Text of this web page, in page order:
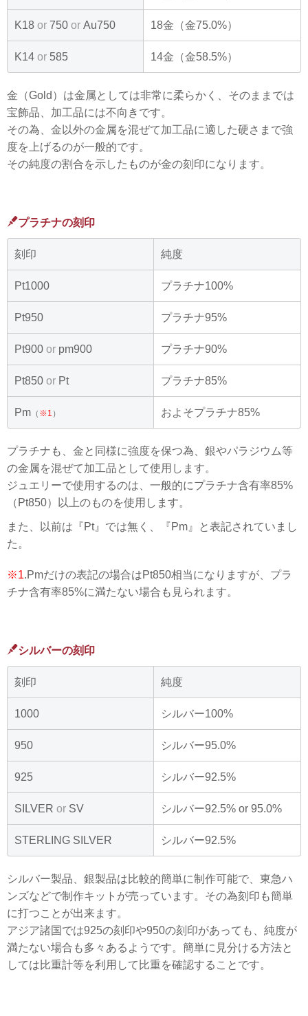
K18 or 750 or Au750 18金（金75.0%）
K14 or 585 14金（金58.5%）
金（Gold）は金属としては非常に柔らかく、そのままでは
宝飾品、加工品には不向きです。
その為、金以外の金属を混ぜて加工品に適した硬さまで強
度を上げるのが一般的です。
その純度の割合を示したものが金の刻印になります。
プラチナの刻印
刻印 純度
Pt1000 プラチナ100%
Pt950 プラチナ95%
Pt900 or pm900 プラチナ90%
Pt850 or Pt プラチナ85%
Pm （ ※1 ） およそプラチナ85%
プラチナも、金と同様に強度を保つ為、銀やパラジウム等
の金属を混ぜて加工品として使用します。
ジュエリーで使用するのは、一般的にプラチナ含有率85%
（Pt850）以上のものを使用します。
また、以前は『Pt』では無く、『Pm』と表記されていまし
た。
※1.Pmだけの表記の場合はPt850相当になりますが、プラ
チナ含有率85%に満たない場合も見られます。
シルバーの刻印
刻印 純度
1000 シルバー100%
950 シルバー95.0%
925 シルバー92.5%
SILVER or SV シルバー92.5% or 95.0%
STERLING SILVER シルバー92.5%
シルバー製品、銀製品は比較的簡単に制作可能で、東急ハ
ンズなどで制作キットが売っています。その為刻印も簡単
に打つことが出来ます。
アジア諸国では925の刻印や950の刻印があっても、純度が
満たない場合も多々あるようです。簡単に見分ける方法と
しては比重計等を利用して比重を確認することです。